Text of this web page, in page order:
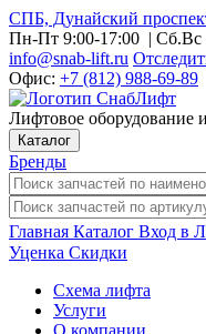
СПБ, Дунайский
Пн-Пт 9:00-17:00 |
info@snab-lift.ru
Офис: +7 (812) 988-69-89
Лифтовое оборудование
Каталог
Бренды
Главная Каталог Вход в
Уценка Скидки
Схема лифта
Услуги
О компании